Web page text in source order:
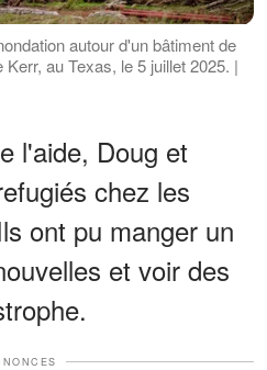
autour d'un bâtiment de
au Texas, le 5 juillet 2025. |
l'aide, Doug et
chez les
ont pu manger un
et voir des